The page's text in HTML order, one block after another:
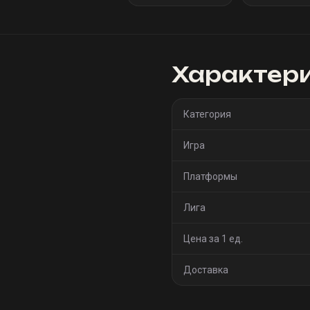
Категория
Игра
Платформы
Лига
Цена за 1 ед.
Доставка